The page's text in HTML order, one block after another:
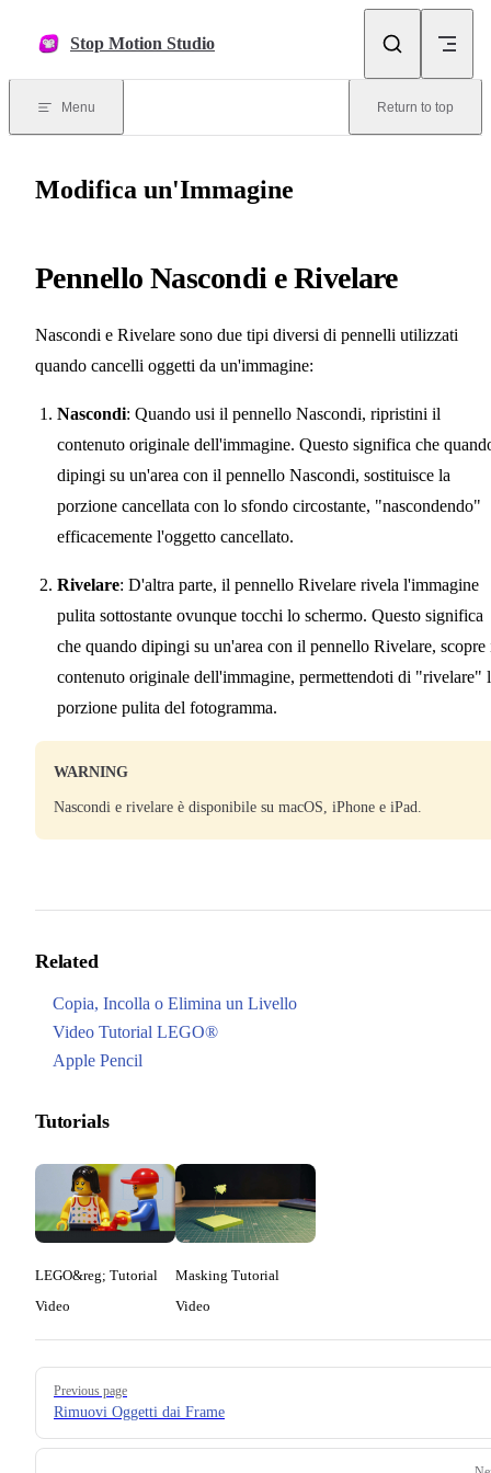
Stop Motion Studio
Menu Return to top
Modifica un'Immagine
Pennello Nascondi e Rivelare
Nascondi e Rivelare sono due tipi diversi di pennelli utilizzati
quando cancelli oggetti da un'immagine:
Nascondi: Quando usi il pennello Nascondi, ripristini il
contenuto originale dell'immagine. Questo significa che
dipingi su un'area con il pennello Nascondi, sostituisce la
porzione cancellata con lo sfondo circostante, "nascondendo"
efficacemente l'oggetto cancellato.
Rivelare: D'altra parte, il pennello Rivelare rivela l'immagine
pulita sottostante ovunque tocchi lo schermo. Questo significa
che quando dipingi su un'area con il pennello Rivelare, scopre
contenuto originale dell'immagine, permettendoti di "rivelare"
porzione pulita del fotogramma.
WARNING
Nascondi e rivelare è disponibile su macOS, iPhone e iPad.
Related
Copia, Incolla o Elimina un Livello
Video Tutorial LEGO®
Apple Pencil
Tutorials
LEGO&reg; Tutorial
Video
Masking Tutorial
Video
Pager
Previous page
Rimuovi Oggetti dai Frame